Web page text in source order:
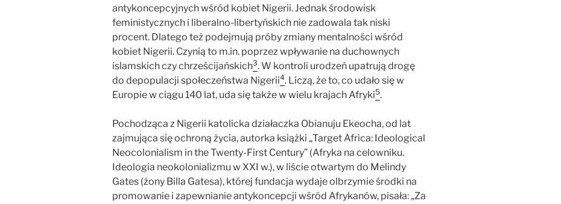
antykoncepcyjnych wśród kobiet Nigerii. Jednak środowisk
feministycznych i liberalno-libertyńskich nie zadowala tak niski
procent. Dlatego też podejmują próby zmiany mentalności wśród
kobiet Nigerii. Czynią to m.in. poprzez wpływanie na duchownych
islamskich czy chrześcijańskich3. W kontroli urodzeń upatrują drogę
do depopulacji społeczeństwa Nigerii4. Liczą, że to, co udało się w
Europie w ciągu 140 lat, uda się także w wielu krajach Afryki5.
Pochodząca z Nigerii katolicka działaczka Obianuju Ekeocha, od lat
zajmująca się ochroną życia, autorka książki „Target Africa: Ideological
Neocolonialism in the Twenty-First Century” (Afryka na celowniku.
Ideologia neokolonializmu w XXI w.), w liście otwartym do Melindy
Gates (żony Billa Gatesa), której fundacja wydaje olbrzymie środki na
promowanie i zapewnianie antykoncepcji wśród Afrykanów, pisała: „Za